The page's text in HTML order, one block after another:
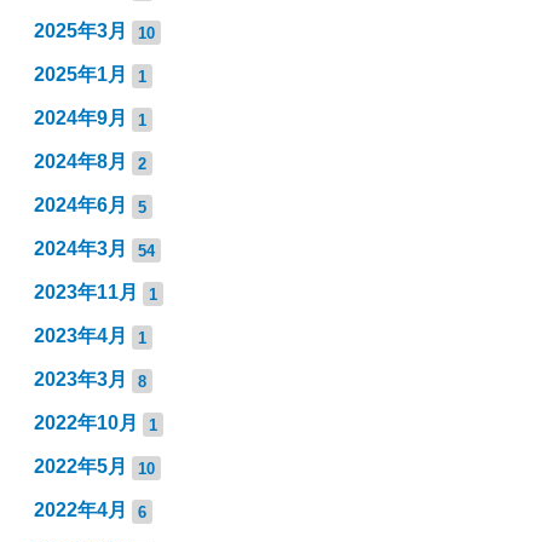
2025年3月 10
2025年1月 1
2024年9月 1
2024年8月 2
2024年6月 5
2024年3月 54
2023年11月 1
2023年4月 1
2023年3月 8
2022年10月 1
2022年5月 10
2022年4月 6